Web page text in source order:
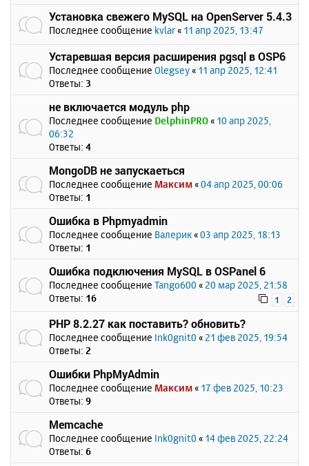
Установка свежего MySQL на OpenServer 5.4.3
Последнее сообщение kvlar « 11 апр 2025, 13:47
Устаревшая версия расширения pgsql в OSP6
Последнее сообщение Olegsey « 11 апр 2025, 12:41
Ответы: 3
не включается модуль php
Последнее сообщение DelphinPRO « 10 апр 2025,
06:32
Ответы: 4
MongoDB не запускаеться
Последнее сообщение Максим «04 апр 2025, 00:06
Ответы: 1
Ошибка в Phpmyadmin
Последнее сообщение Валерик «03 апр 2025, 18:13
Ответы: 1
Ошибка подключения MySQL в OSPanel 6
Последнее сообщение Tango600 « 20 мар 2025, 21:58
Ответы: 16 1 2
PHP 8.2.27 как поставить? обновить?
Последнее сообщение Ink0gnit0 « 21 фев 2025, 19:54
Ответы: 2
Ошибки PhpMyAdmin
Последнее сообщение Максим « 17 фев 2025, 10:23
Ответы: 9
Memcache
Последнее сообщение Ink0gnit0 « 14 фев 2025, 22:24
Ответы: 6